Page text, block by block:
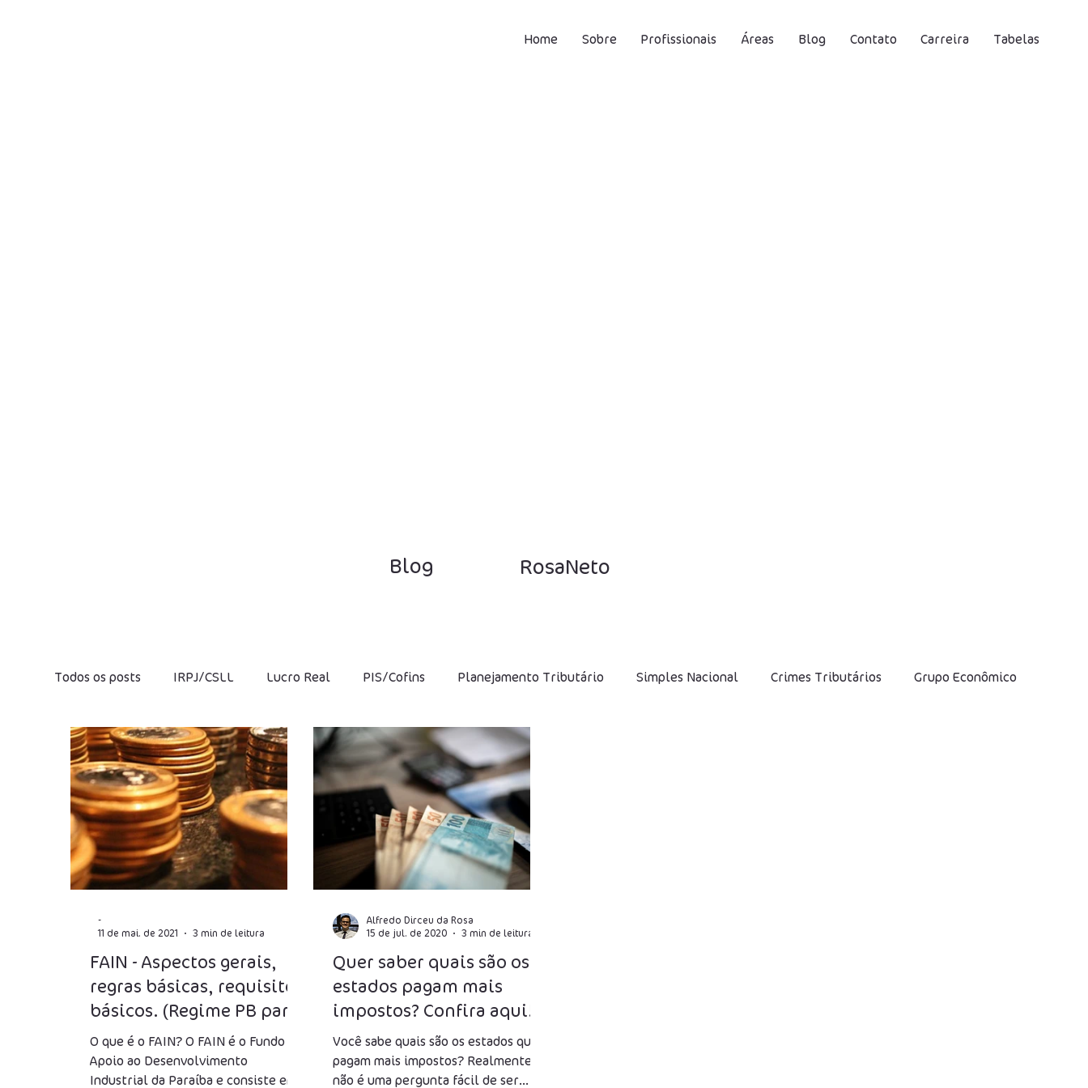
Home Sobre Profissionais Áreas Blog Contato Carreira Tabelas
Todos os posts IRPJ/CSLL Lucro Real PIS/Cofins Planejamento Tributário Simples Nacional Crimes Tributários Grupo Econômico
Fraudes Fiscais Jeitinho Brasileiro ICMS ISS IPI STF
Folha de salários Produtividade Lucro Presumido CFOP
IOF Previdência Social Reforma Tributária
FAIN - Aspectos gerais,
regras básicas, requisitos
básicos. (Regime PB para
indústrias)
O que é o FAIN? O FAIN é o Fundo de
Apoio ao Desenvolvimento
Industrial da Paraíba e consiste em
-
11 de mai. de 2021
3 min de leitura
Quer saber quais são os
estados pagam mais
impostos? Confira aqui!
Você sabe quais são os estados que
pagam mais impostos? Realmente
não é uma pergunta fácil de ser
Alfredo Dirceu da Rosa
15 de jul. de 2020
3 min de leitura
Blog RosaNeto